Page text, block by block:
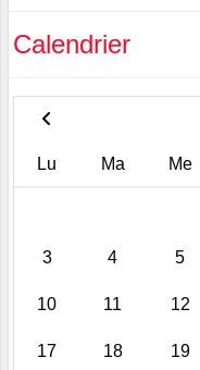
Calendrier
Lu Ma Me
3 4 5
10 11 12
17 18 19